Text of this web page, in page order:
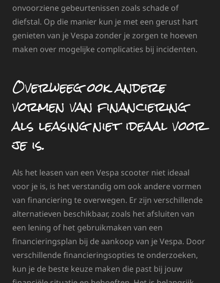
onvoorziene gebeurtenissen zoals schade of
diefstal. Op die manier kun je met een gerust hart
genieten van je Vespa zonder je zorgen te hoeven
maken over mogelijke complicaties bij incidenten.
Overweeg ook andere
vormen van financiering
als leasing niet ideaal voor
je is.
Als het leasen van een Vespa scooter niet ideaal
voor je is, is het verstandig om ook andere vormen
van financiering te overwegen. Er zijn verschillende
alternatieven beschikbaar, zoals het afsluiten van
een lening of het gebruikmaken van een
financieringsplan bij de aankoop van je Vespa. Door
verschillende financieringsopties te onderzoeken,
kun je de beste keuze maken die past bij jouw